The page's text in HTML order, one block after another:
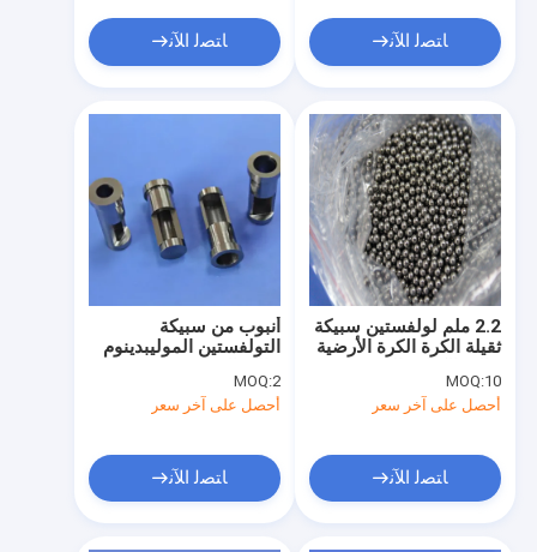
ﺎﺘﺼﻟ ﺍﻶﻧ
الدقيق
ﺎﺘﺼﻟ ﺍﻶﻧ
أنبوب من سبيكة
التولفستين الموليبدينوم
الحرارة مع ضغط بخار
منخفض وأقطار مخصصة
MOQ:2
أحصل على آخر سعر
ﺎﺘﺼﻟ ﺍﻶﻧ
2.2 ملم لولفستين سبيكة
ثقيلة الكرة الكرة الأرضية
للتطبيقات الفضائية
والطبية
MOQ:10
أحصل على آخر سعر
ﺎﺘﺼﻟ ﺍﻶﻧ